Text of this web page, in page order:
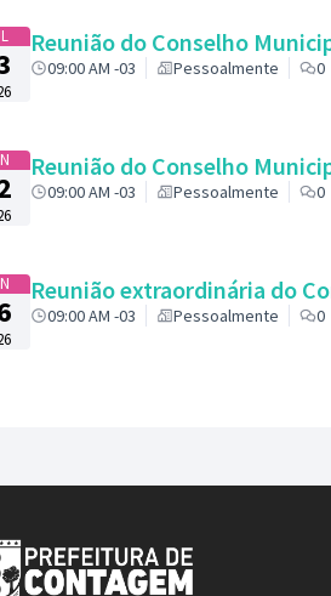
Reunião do Conselho
09:00 AM -03 Pessoalmente 0
Reunião do Conselho
09:00 AM -03 Pessoalmente 0
Reunião extraordinária do
09:00 AM -03 Pessoalmente 0